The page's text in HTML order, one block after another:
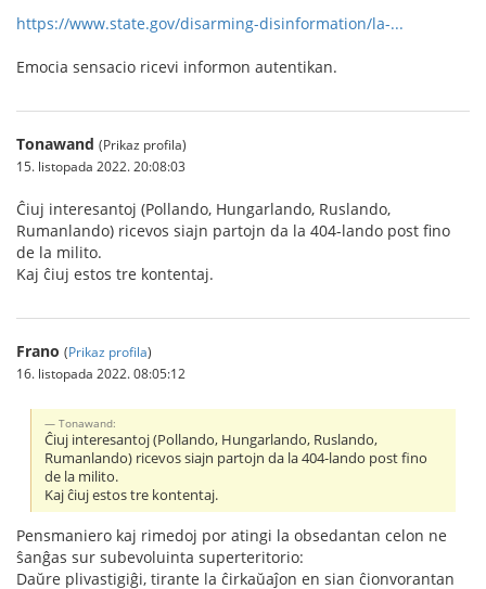
https://www.state.gov/disarming-disinformation/la-...
Emocia sensacio ricevi informon autentikan.
Tonawand (Prikaz profila)
15. listopada 2022. 20:08:03
Ĉiuj interesantoj (Pollando, Hungarlando, Ruslando,
Rumanlando) ricevos siajn partojn da la 404-lando post fino
de la milito.
Kaj ĉiuj estos tre kontentaj.
Frano (Prikaz profila)
16. listopada 2022. 08:05:12
Tonawand:
Ĉiuj interesantoj (Pollando, Hungarlando, Ruslando,
Rumanlando) ricevos siajn partojn da la 404-lando post fino
de la milito.
Kaj ĉiuj estos tre kontentaj.
Pensmaniero kaj rimedoj por atingi la obsedantan celon ne
ŝanĝas sur subevoluinta superteritorio:
Daŭre plivastigiĝi, tirante la ĉirkaŭaĵon en sian ĉionvorantan